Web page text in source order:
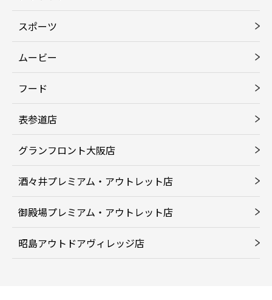
スポーツ
ムービー
フード
表参道店
グランフロント大阪店
酒々井プレミアム・アウトレット店
御殿場プレミアム・アウトレット店
昭島アウトドアヴィレッジ店